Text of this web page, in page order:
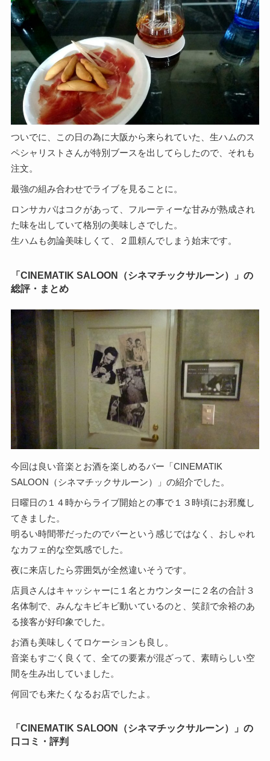
ついでに、この日の為に大阪から来られていた、生ハムのス
ペシャリストさんが特別ブースを出してらしたので、それも
注文。
最強の組み合わせでライブを見ることに。
ロンサカパはコクがあって、フルーティーな甘みが熟成され
た味を出していて格別の美味しさでした。
生ハムも勿論美味しくて、２皿頼んでしまう始末です。
「CINEMATIK SALOON（シネマチックサルーン）」の
総評・まとめ
今回は良い音楽とお酒を楽しめるバー「CINEMATIK
SALOON（シネマチックサルーン）」の紹介でした。
日曜日の１４時からライブ開始との事で１３時頃にお邪魔し
てきました。
明るい時間帯だったのでバーという感じではなく、おしゃれ
なカフェ的な空気感でした。
夜に来店したら雰囲気が全然違いそうです。
店員さんはキャッシャーに１名とカウンターに２名の合計３
名体制で、みんなキビキビ動いているのと、笑顔で余裕のあ
る接客が好印象でした。
お酒も美味しくてロケーションも良し。
音楽もすごく良くて、全ての要素が混ざって、素晴らしい空
間を生み出していました。
何回でも来たくなるお店でしたよ。
「CINEMATIK SALOON（シネマチックサルーン）」の
口コミ・評判